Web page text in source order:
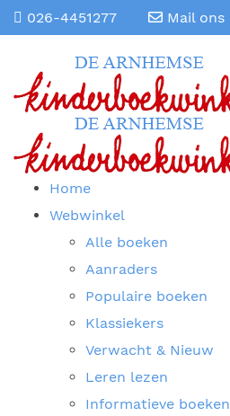
026-4451277 Mail ons
Home
Webwinkel
Alle boeken
Aanraders
Populaire boeken
Klassiekers
Verwacht & Nieuw
Leren lezen
Informatieve boeken